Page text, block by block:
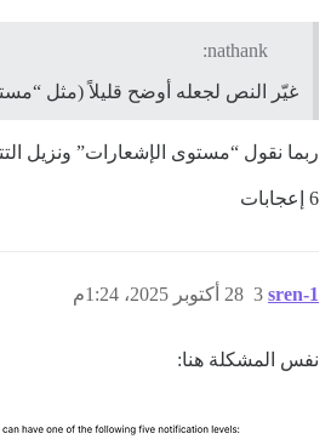
nathank:
غيّر النص لجعله أوضح قليلاً (مثل
ربما نقول “مستوى الإشعارات” ونزيل
6 إعجابات
sren-1 28 أكتوبر 2025، 1:24م 3
نفس المشكلة هنا: